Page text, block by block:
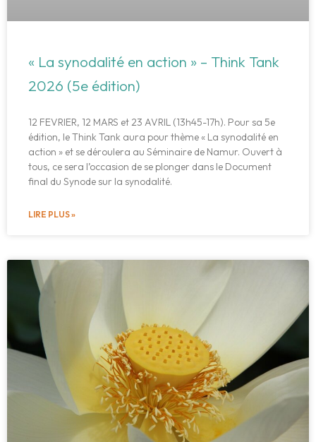
« La synodalité en action » – Think Tank
2026 (5e édition)
12 FEVRIER, 12 MARS et 23 AVRIL (13h45-17h). Pour sa 5e
édition, le Think Tank aura pour thème « La synodalité en
action » et se déroulera au Séminaire de Namur. Ouvert à
tous, ce sera l’occasion de se plonger dans le Document
final du Synode sur la synodalité.
LIRE PLUS »